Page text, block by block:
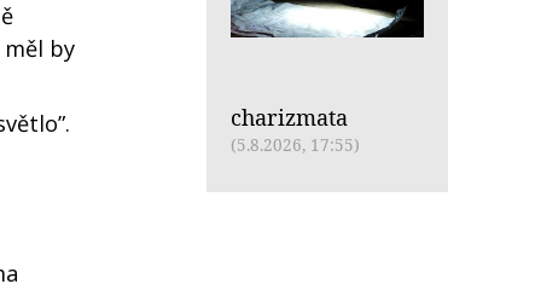
měl by
charizmata
(5.8.2026, 17:55)